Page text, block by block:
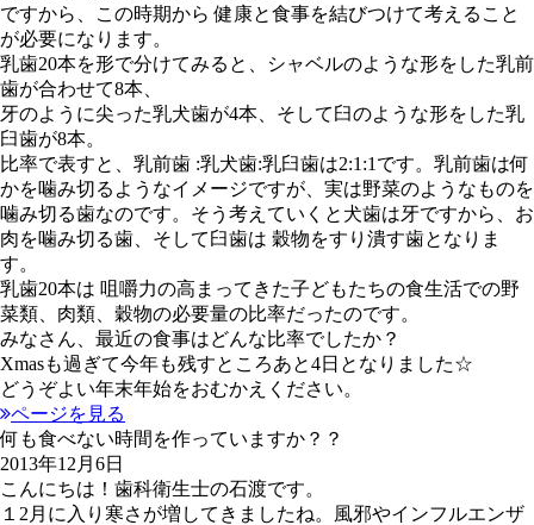
ですから、この時期から 健康と食事を結びつけて考えること
が必要になります。
乳歯20本を形で分けてみると、シャベルのような形をした乳前
歯が合わせて8本、
牙のように尖った乳犬歯が4本、そして臼のような形をした乳
臼歯が8本。
比率で表すと、乳前歯 :乳犬歯:乳臼歯は2:1:1です。乳前歯は何
かを噛み切るようなイメージですが、実は野菜のようなものを
噛み切る歯なのです。そう考えていくと犬歯は牙ですから、お
肉を噛み切る歯、そして臼歯は 穀物をすり潰す歯となりま
す。
乳歯20本は 咀嚼力の高まってきた子どもたちの食生活での野
菜類、肉類、穀物の必要量の比率だったのです。
みなさん、最近の食事はどんな比率でしたか？
Xmasも過ぎて今年も残すところあと4日となりました☆
どうぞよい年末年始をおむかえください。
ページを見る
何も食べない時間を作っていますか？？
2013年12月6日
こんにちは！歯科衛生士の石渡です。
１2月に入り寒さが増してきましたね。風邪やインフルエンザ